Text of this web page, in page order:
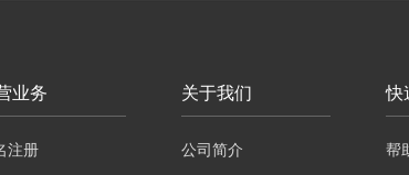
业务
注册
关于我们
公司简介
快
帮